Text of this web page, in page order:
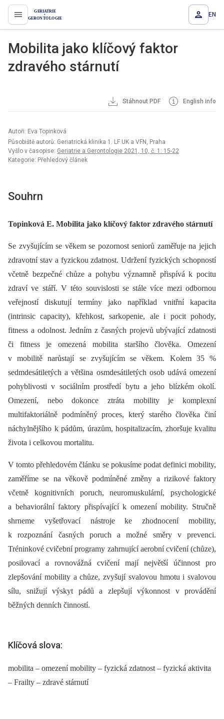
proLékaře.cz EN
Mobilita jako klíčový faktor
zdravého stárnutí
Stáhnout PDF English info
Autoři: Eva Topinková
Působiště autorů: Geriatrická klinika 1. LF UK a VFN, Praha
Vyšlo v časopise: Geriatrie a Gerontologie 2021, 10, č. 1: 15-22
Kategorie: Přehledový článek
Souhrn
Topinková E. Mobilita jako klíčový faktor zdravého stárnutí
Se zvyšujícím se věkem se pozornost seniorů zaměřuje na jejich
zdravotní stav a fyzickou zdatnost. Udržení fyzických schopností
včetně bezpečné chůze a pohybu významně přispívá k pocitu
zdraví ve stáří. V této souvislosti se stále více mezi odbornou
veřejností diskutují termíny jako například vnitřní kapacita
(intrinsic capacity), křehkost, sarkopenie, ale i pocit pohody,
fitness a odolnost. Jedním z časných projevů ubývající zdatnosti
či fitness je omezená mobilita staršího člověka. Omezení
v mobilitě narůstají se zvyšujícím se věkem. Kolem 35 %
sedmdesátiletých a většina osmdesátiletých osob udává omezení
pohyblivosti v sociálním prostředí bytu a jeho blízkém okolí.
Omezení, nebo dokonce ztráta mobility je komplexní
multifaktoriálně podmíněný proces, který starého člověka činí
náchylnějšího k pádům, úrazům, hospitalizacím, zhoršuje kvalitu
života i celkovou mortalitu.
V tomto přehledovém článku se pokusíme podat definici mobility,
zaměříme se na věkově podmíněné změny a rizikové faktory
včetně kognitivních poruch, neuromuskulární, psychologické
a behaviorální faktory přispívající k omezení mobility. Stručně
shrneme vyšetřovací nástroje ke zhodnocení mobility,
k rozpoznání časných poruch a možné směry v prevenci.
Tréninkové cvičební programy zahrnující aerobní cvičení (chůze),
posilovací a rovnovážná cvičení mají největší účinnost pro
zlepšování mobility a chůze, zvyšují svalovou hmotu i svalovou
sílu, snižují výskyt pádů a zlepšují výkonnost v provádění
běžných denních činností.
Klíčová slova:
mobilita – omezení mobility – fyzická zdatnost – fyzická aktivita
– Frailty – zdravé stárnutí